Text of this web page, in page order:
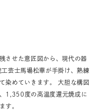
させた意匠図から、現代の器
芸士馬場松華が手掛け、熟練
染めていきます。 大胆な構図
1,350度の高温度還元焼成に
す。